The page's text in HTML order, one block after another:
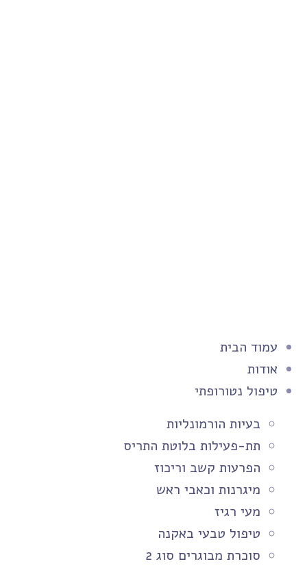
עמוד הבית
אודות
טיפול נטורופתי
בעיות הורמונליות
תת-פעילות בלוטת התריס
הפרעות קשב וריכוז
מיגרנות וכאבי ראש
מעי רגיז
טיפול טבעי באקנה
סוכרת מבוגרים סוג 2